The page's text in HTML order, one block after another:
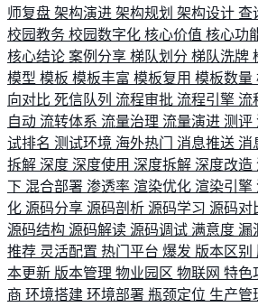
师复盘 架构演进 架构规划 架构设计 查
校园教务 校园数字化 核心价值 核心功
核心结论 案例分享 梯队划分 梯队洗牌
模型 模板 模板丰富 模板复用 模板数量
向对比 死信队列 流程审批 流程引擎 流
自动 流转体系 流量治理 流量演进 测评
试排名 测试环境 海外热门 消息推送 消
拆解 深度 深度使用 深度拆解 深度改造
下 混合部署 渗透率 渲染优化 渲染引擎
化 源码分享 源码剖析 源码学习 源码对
源码结构 源码解读 源码调试 满意度 漏
推荐 灵活配置 热门平台 爆发 版本区别
本更新 版本管理 物业园区 物联网 特色
商 环境搭建 环境部署 瓶颈定位 生产管